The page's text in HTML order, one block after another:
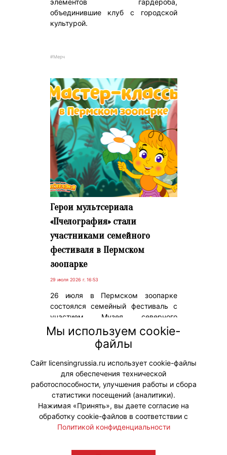
объединившие клуб с городской
культурой.
#Мерч
Герои мультсериала
«Пчелография» стали
участниками семейного
фестиваля в Пермском
зоопарке
29 июля 2026 г. 16:53
26 июля в Пермском зоопарке
состоялся семейный фестиваль с
участием Музея северного
пчеловодства. Одним из ярких
событий праздника стала встреча
гостей с героями мультсериала
«Пчелография».
#ПродвижениеБренда
Мы используем cookie-
файлы
Сайт licensingrussia.ru использует cookie-файлы
для обеспечения технической
работоспособности, улучшения работы и сбора
статистики посещений (аналитики).
Нажимая «Принять», вы даете согласие на
обработку cookie-файлов в соответствии с
Политикой конфиденциальности